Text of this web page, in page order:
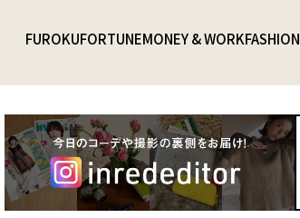
FUROKUFORTUNEMONEY & WORKFASHION